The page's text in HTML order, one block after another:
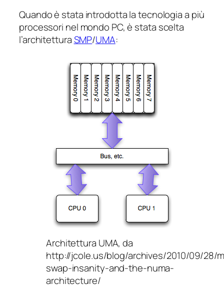
Quando è stata introdotta la tecnologia a più
processori nel mondo PC, è stata scelta
l’architetturaSMP/UMA:
Architettura UMA, da
http://jcole.us/blog/archives/2010/09/28/
swap-insanity-and-the-numa-
architecture/